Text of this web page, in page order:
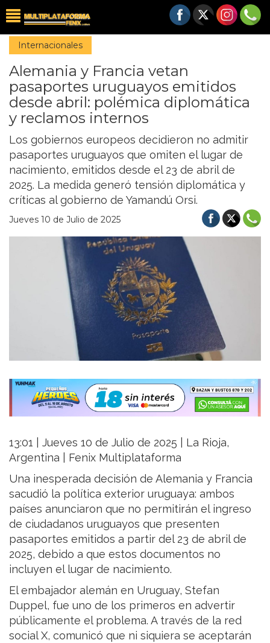
Internacionales
Alemania y Francia vetan
pasaportes uruguayos emitidos
desde abril: polémica diplomática
y reclamos internos
Los gobiernos europeos decidieron no admitir
pasaportes uruguayos que omiten el lugar de
nacimiento, emitidos desde el 23 de abril de
2025. La medida generó tensión diplomática y
críticas al gobierno de Yamandú Orsi.
Jueves 10 de Julio de 2025
13:01 | Jueves 10 de Julio de 2025 | La Rioja,
Argentina | Fenix Multiplataforma
Una inesperada decisión de Alemania y Francia
sacudió la política exterior uruguaya: ambos
países anunciaron que no permitirán el ingreso
de ciudadanos uruguayos que presenten
pasaportes emitidos a partir del 23 de abril de
2025, debido a que estos documentos no
incluyen el lugar de nacimiento.
El embajador alemán en Uruguay, Stefan
Duppel, fue uno de los primeros en advertir
públicamente el problema. A través de la red
social X, comunicó que ni siquiera se aceptarán